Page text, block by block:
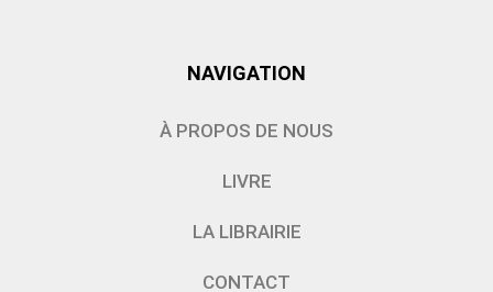
NAVIGATION
À PROPOS DE NOUS
LIVRE
LA LIBRAIRIE
CONTACT